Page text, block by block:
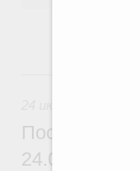
24.07.2026 г.